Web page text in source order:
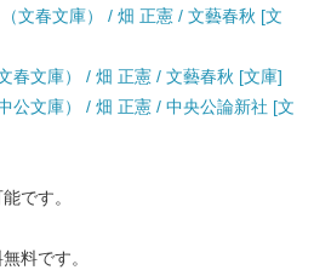
文春文庫） / 畑 正憲 / 文藝春秋 [文
春文庫） / 畑 正憲 / 文藝春秋 [文庫]
公文庫） / 畑 正憲 / 中央公論新社 [文
です。
料です。